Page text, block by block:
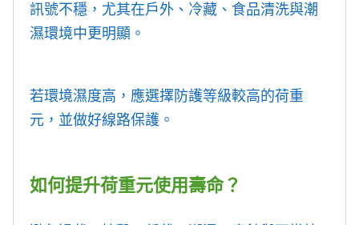
訊號不穩，尤其在戶外、冷藏、食品清洗與潮
濕環境中更明顯。
若環境濕度高，應選擇防護等級較高的荷重
元，並做好線路保護。
如何提升荷重元使用壽命？